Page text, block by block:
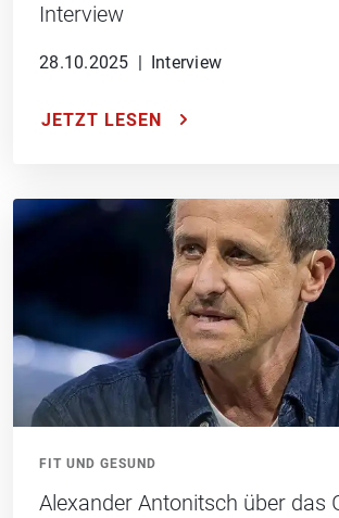
Interview
28.10.2025 Interview
JETZT LESEN
FIT UND GESUND
Alexander Antonitsch über das